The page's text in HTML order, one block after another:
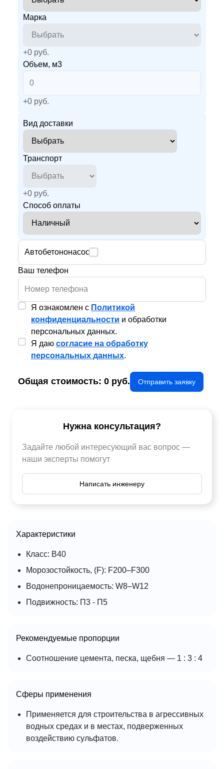
Марка
+0 руб.
Объем, м3
+0 руб.
Вид доставки
Транспорт
+0 руб.
Способ оплаты
Автобетононасос
Ваш телефон
Я ознакомлен с Политикой
конфиденциальности и обработки
персональных данных.
Я даю согласие на обработку
персональных данных.
Общая стоимость: 0 руб. Отправить заявку
Нужна консультация?
Задайте любой интересующий вас вопрос —
наши эксперты помогут
Написать инженеру
Характеристики
Класс: В40
Морозостойкость, (F): F200–F300
Водонепроницаемость: W8–W12
Подвижность: П3 - П5
Рекомендуемые пропорции
Соотношение цемента, песка, щебня — 1 : 3 : 4
Сферы применения
Применяется для строительства в агрессивных
водных средах и в местах, подверженных
воздействию сульфатов.